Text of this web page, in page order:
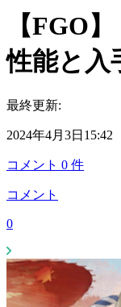
【FGO
性能と入
最終更新:
2024年4月3日15:42
コメント 0 件
コメント
0